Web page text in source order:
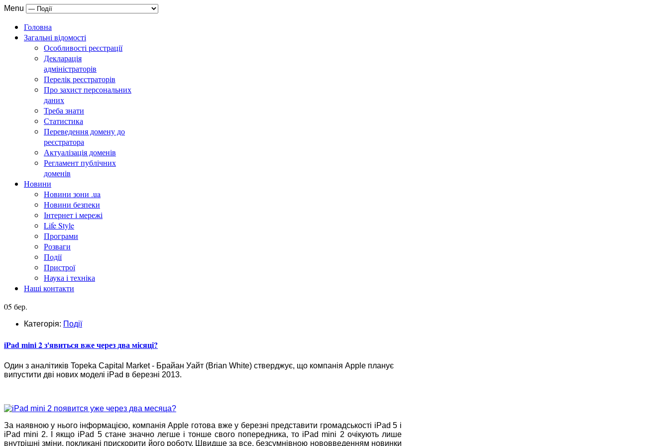
Menu
Головна
Загальні відомості
Особливості реєстрації
Декларація
адміністраторів
Перелік реєстраторів
Про захист персональних
даних
Треба знати
Статистика
Переведення домену до
реєстратора
Актуалізація доменів
Регламент публічних
доменів
Новини
Новини зони .ua
Новини безпеки
Інтернет і мережі
Life Style
Програми
Розваги
Події
Пристрої
Наука і техніка
Наші контакти
05 бер.
Категорія: Події
iPad mini 2 з'явиться вже через два місяці?
Один з аналітиків Topeka Capital Market - Брайан Уайт (Brian White) стверджує, що компанія Apple планує
випустити дві нових моделі iPad в березні 2013.
За наявною у нього інформацією, компанія Apple готова вже у березні представити громадськості iPad 5 і
iPad mini 2. І якщо iPad 5 стане значно легше і тонше свого попередника, то iPad mini 2 очікують лише
внутрішні зміни, покликані прискорити його роботу. Швидше за все, безсумнівною нововведенням новинки